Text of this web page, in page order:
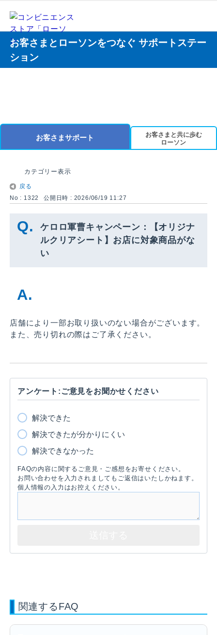
お客さまとローソンをつなぐ サポートステー
ション
お客さまサポート
お客さまと共に歩む
ローソン
カテゴリー表示
戻る
No : 1322
公開日時 : 2026/06/19 11:27
ケロロ軍曹キャンペーン：【オリジナ
ルクリアシート】お店に対象商品がな
い
店舗により一部お取り扱いのない場合がございます。
また、売り切れの際はご了承ください。
アンケート:ご意見をお聞かせください
解決できた
解決できたが分かりにくい
解決できなかった
FAQの内容に関するご意見・ご感想をお寄せください。
お問い合わせを入力されましてもご返信はいたしかねます。
個人情報の入力はお控えください。
関連するFAQ